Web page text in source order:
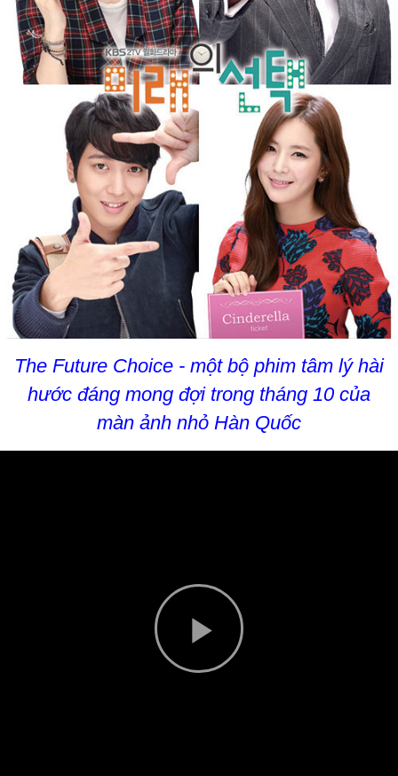
The Future Choice - một bộ phim tâm lý hài
hước đáng mong đợi trong tháng 10 của
màn ảnh nhỏ Hàn Quốc
Play